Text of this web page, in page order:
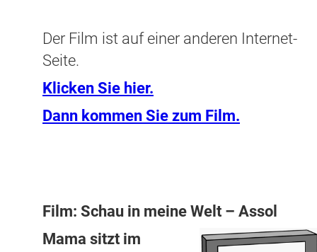
Der Film ist auf einer anderen Internet-
Seite.
Klicken Sie hier.
Dann kommen Sie zum Film.
Film: Schau in meine Welt – Assol
Mama sitzt im